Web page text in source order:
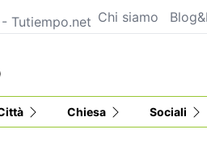
Tutiempo.net Chi siamo
Chiesa Sociali